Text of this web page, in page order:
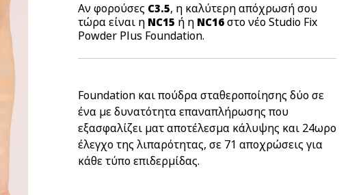
Foundation και πούδρα σταθεροποίησης δύο σε
ένα με δυνατότητα επαναπλήρωσης που
εξασφαλίζει ματ αποτέλεσμα κάλυψης και 24ωρο
έλεγχο της λιπαρότητας, σε 71 αποχρώσεις για
κάθε τύπο επιδερμίδας.
Αν φορούσες C3.5, η καλύτερη απόχρωσή σου
τώρα είναι η NC15 ή η NC16στο νέο Studio Fix
Powder Plus Foundation.